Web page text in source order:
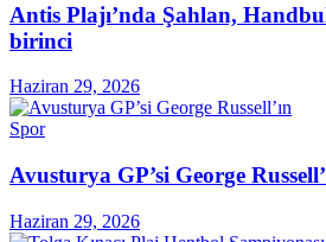
Antis Plajı’nda Şahlan,
birinci
Haziran 29, 2026
Spor
Avusturya GP’si George
Haziran 29, 2026